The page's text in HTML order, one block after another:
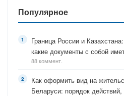
Популярное
Граница России и
какие документы с собой
88 коммент.
Как оформить вид на
Беларуси: порядок